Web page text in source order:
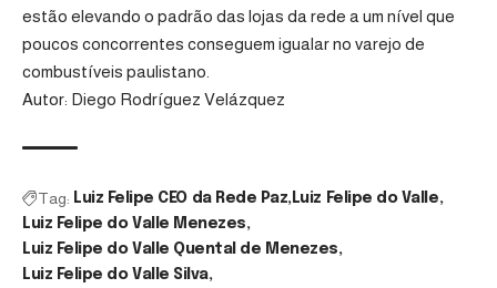
estão elevando o padrão das lojas da rede a um nível que
poucos concorrentes conseguem igualar no varejo de
combustíveis paulistano.
Autor: Diego Rodríguez Velázquez
Tag: Luiz Felipe CEO da Rede Paz Luiz Felipe do Valle
Luiz Felipe do Valle Menezes
Luiz Felipe do Valle Quental de Menezes
Luiz Felipe do Valle Silva